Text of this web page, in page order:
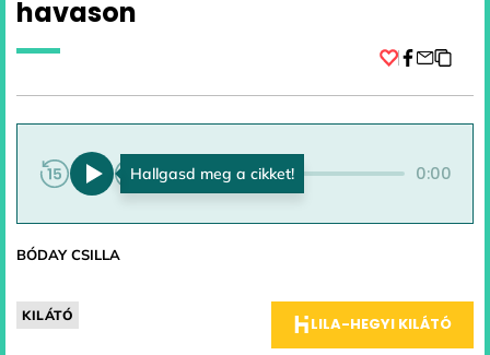
havason
0:00 0:00
BÓDAY CSILLA
KILÁTÓ LILA-HEGYI KILÁTÓ